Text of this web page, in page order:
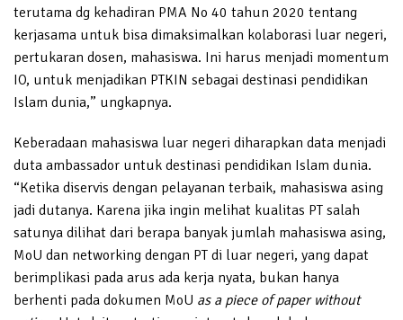
terutama dg kehadiran PMA No 40 tahun 2020 tentang
kerjasama untuk bisa dimaksimalkan kolaborasi luar negeri,
pertukaran dosen, mahasiswa. Ini harus menjadi momentum
IO, untuk menjadikan PTKIN sebagai destinasi pendidikan
Islam dunia,” ungkapnya.
Keberadaan mahasiswa luar negeri diharapkan data menjadi
duta ambassador untuk destinasi pendidikan Islam dunia.
“Ketika diservis dengan pelayanan terbaik, mahasiswa asing
jadi dutanya. Karena jika ingin melihat kualitas PT salah
satunya dilihat dari berapa banyak jumlah mahasiswa asing,
MoU dan networking dengan PT di luar negeri, yang dapat
berimplikasi pada arus ada kerja nyata, bukan hanya
berhenti pada dokumen MoU as a piece of paper without